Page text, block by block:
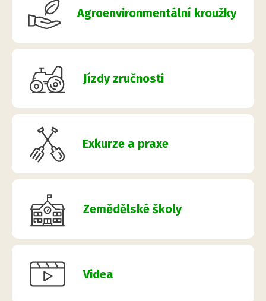
Agroenvironmentální kroužky
Jízdy zručnosti
Exkurze a praxe
Zemědělské školy
Videa